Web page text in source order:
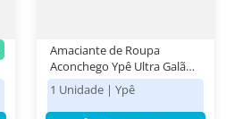
Amaciante de Roupa
Aconchego Ypê Ultra Galão
5L
1 Unidade | Ypê